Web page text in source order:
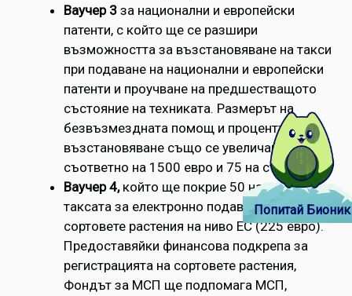
Ваучер 3за национални и европейски
патенти, с който ще се разшири
възможността за възстановяване на такси
при подаване на национални и европейски
патенти и проучване на предшестващото
състояние на техниката. Размерът на
безвъзмездната помощ и процентът на
възстановяване също се увеличават
съответно на 1500 евро и 75 на сто.
Ваучер 4,който ще покрие 50 на сто от
таксата за електронно подаване на заявки за
сортовете растения на ниво ЕС (225 евро).
Предоставяйки финансова подкрепа за
регистрацията на сортовете растения,
Фондът за МСП ще подпомага МСП,
Попитай Бионик